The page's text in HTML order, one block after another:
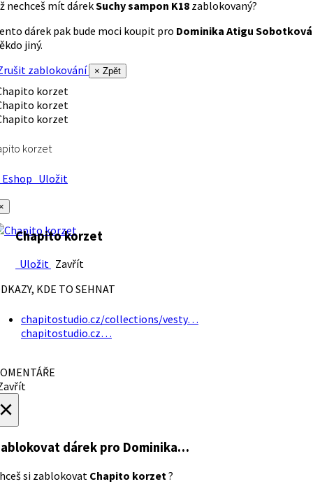
nechceš mít dárekSuchy sampon K18 zablokovaný?
dárek pak bude moci koupit pro Dominika Atigu Sobotková
jiný.
zablokování
× Zpět
korzet
Uložit
Chapito korzet
Uložit Zavřít
KDE TO SEHNAT
chapitostudio.cz/collections/vesty…
chapitostudio.cz…
dárek pro Dominika…
si zablokovat Chapito korzet?